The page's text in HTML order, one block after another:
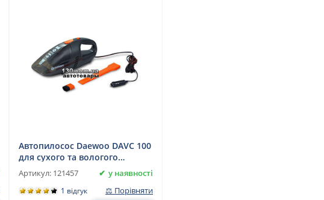
Автопилосос Daewoo DAVC 100
для сухого та вологого
прибирання
Артикул: 121457 у наявності
1 відгук ⚖ Порівняти